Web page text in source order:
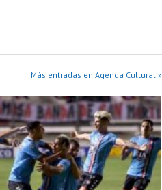
Más entradas en Agenda Cultural »